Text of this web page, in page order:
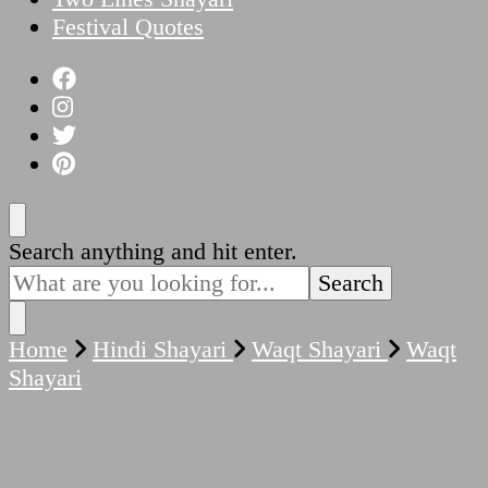
Festival Quotes
Looking
for
Something?
Search anything and hit enter.
Home Hindi Shayari Waqt Shayari
Waqt
Shayari